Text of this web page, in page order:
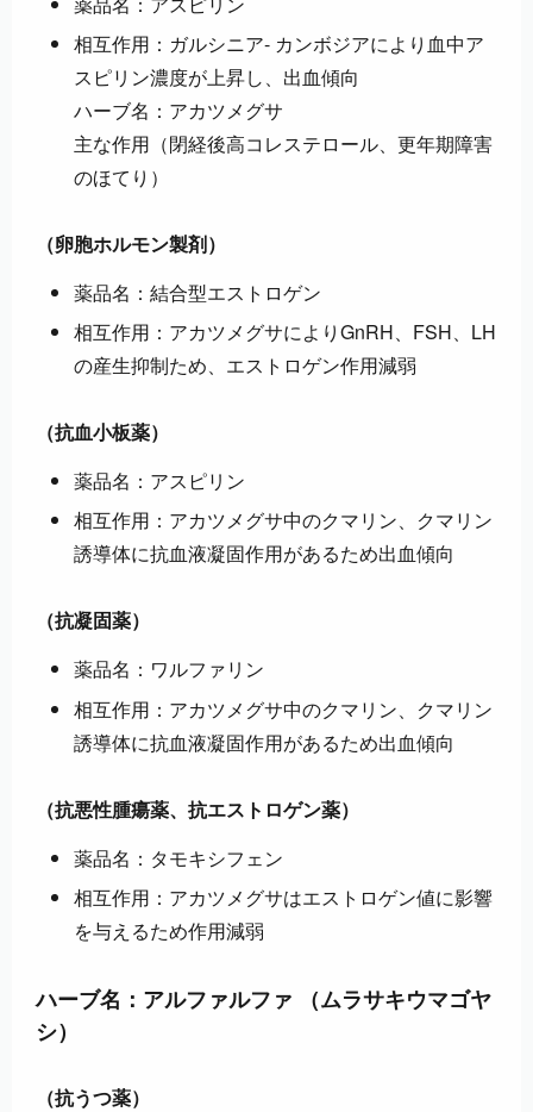
相互作用：ガルシニア- カンボジアにより血中ア
スピリン濃度が上昇し、出血傾向
ハーブ名：アカツメグサ
主な作用（閉経後高コレステロール、更年期障害
のほてり）
（卵胞ホルモン製剤）
薬品名：結合型エストロゲン
相互作用：アカツメグサによりGnRH、FSH、LH
の産生抑制ため、エストロゲン作用減弱
（抗血小板薬）
薬品名：アスピリン
相互作用：アカツメグサ中のクマリン、クマリン
誘導体に抗血液凝固作用があるため出血傾向
（抗凝固薬）
薬品名：ワルファリン
相互作用：アカツメグサ中のクマリン、クマリン
誘導体に抗血液凝固作用があるため出血傾向
（抗悪性腫瘍薬、抗エストロゲン薬）
薬品名：タモキシフェン
相互作用：アカツメグサはエストロゲン値に影響
を与えるため作用減弱
ハーブ名：アルファルファ （ムラサキウマゴヤ
シ）
（抗うつ薬）